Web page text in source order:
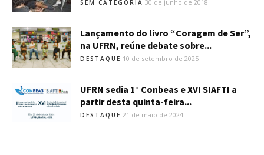
SEM CATEGORIA 30 de junho de 2018
Lançamento do livro “Coragem de Ser”,
na UFRN, reúne debate sobre...
DESTAQUE 10 de setembro de 2025
UFRN sedia 1° Conbeas e XVI SIAFTI a
partir desta quinta-feira...
DESTAQUE 21 de maio de 2024